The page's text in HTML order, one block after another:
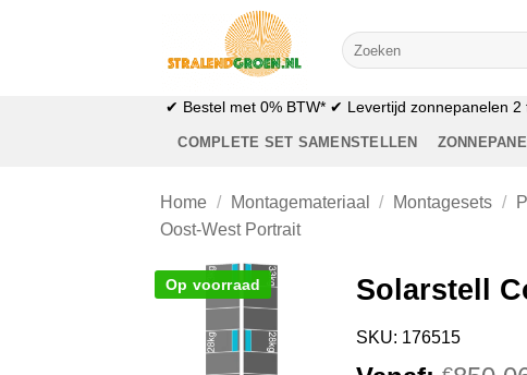
Zoeken
naar:
✔ Bestel met 0% BTW* ✔ Levertijd zonnepanelen
COMPLETE SET SAMENSTELLEN
Home / Montagemateriaal / Montagesets /
Oost-West Portrait
Op voorraad Solarstell
SKU: 176515